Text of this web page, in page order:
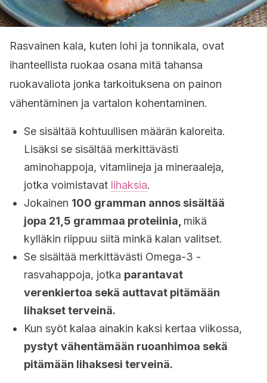
Rasvainen kala, kuten lohi ja tonnikala, ovat
ihanteellista ruokaa osana mitä tahansa
ruokavaliota jonka tarkoituksena on painon
vähentäminen ja vartalon kohentaminen.
Se sisältää kohtuullisen määrän kaloreita.
Lisäksi se sisältää merkittävästi
aminohappoja, vitamiineja ja mineraaleja,
jotka voimistavat lihaksia.
Jokainen 100 gramman annos sisältää
jopa 21,5 grammaa proteiinia, mikä
kylläkin riippuu siitä minkä kalan valitset.
Se sisältää merkittävästi Omega-3 -
rasvahappoja, jotka parantavat
verenkiertoa sekä auttavat pitämään
lihakset terveinä.
Kun syöt kalaa ainakin kaksi kertaa viikossa,
pystyt vähentämään ruoanhimoa sekä
pitämään lihaksesi terveinä.